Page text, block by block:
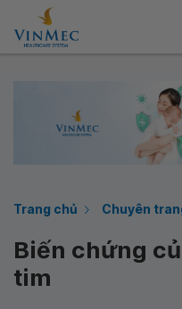
Trang chủ Chuyên
Biến chứng
tim